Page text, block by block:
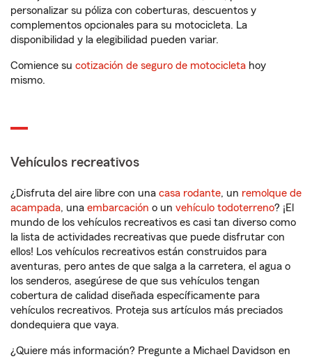
personalizar su póliza con coberturas, descuentos y
complementos opcionales para su motocicleta. La
disponibilidad y la elegibilidad pueden variar.
Comience su cotización de seguro de motocicleta hoy
mismo.
Vehículos recreativos
¿Disfruta del aire libre con una casa rodante, un remolque de
acampada, una embarcación o un vehículo todoterreno? ¡El
mundo de los vehículos recreativos es casi tan diverso como
la lista de actividades recreativas que puede disfrutar con
ellos! Los vehículos recreativos están construidos para
aventuras, pero antes de que salga a la carretera, el agua o
los senderos, asegúrese de que sus vehículos tengan
cobertura de calidad diseñada específicamente para
vehículos recreativos. Proteja sus artículos más preciados
dondequiera que vaya.
¿Quiere más información? Pregunte a Michael Davidson en